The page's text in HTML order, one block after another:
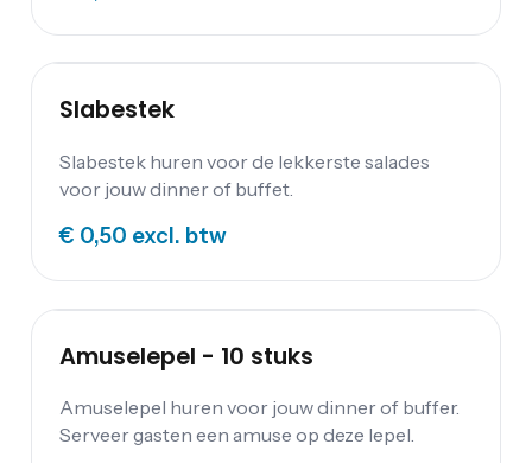
Slabestek
Slabestek huren voor de lekkerste salades
voor jouw dinner of buffet.
€ 0,50 excl. btw
Amuselepel - 10 stuks
Amuselepel huren voor jouw dinner of buffer.
Serveer gasten een amuse op deze lepel.